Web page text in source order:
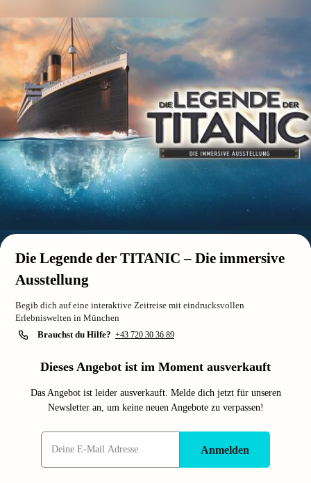
Die Legende der TITANIC – Die immersive
Ausstellung
Begib dich auf eine interaktive Zeitreise mit eindrucksvollen
Erlebniswelten in München
Brauchst du Hilfe? +43 720 30 36 89
Dieses Angebot ist im Moment ausverkauft
Das Angebot ist leider ausverkauft. Melde dich jetzt für unseren
Newsletter an, um keine neuen Angebote zu verpassen!
Anmelden